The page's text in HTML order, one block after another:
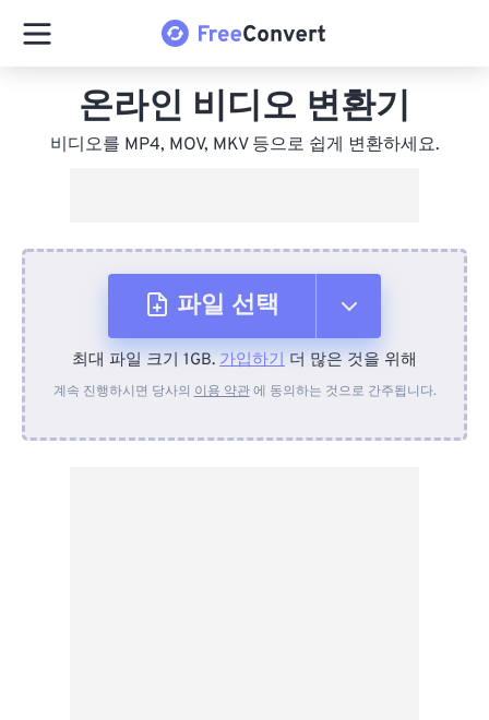
온라인 비디오 변환기
비디오를 MP4, MOV, MKV 등으로 쉽게 변환하세요.
파일 선택
장치에서
최대 파일 크기 1GB. 가입하기 더 많은 것을 위해
계속 진행하시면 당사의 이용 약관에 동의하는 것으로 간주됩니다.